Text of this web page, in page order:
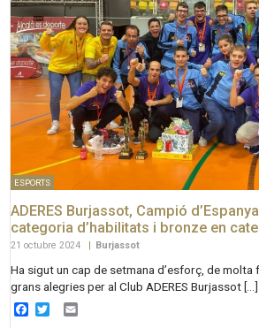
ESPORTS
ADERES Burjassot, Campió
categoria d’habilitats i bronze en
21 octubre 2024 Burjassot
Ha sigut un cap de setmana d’esforç, de molta
grans alegries per al Club ADERES Burjassot […]
Facebook
Twitter